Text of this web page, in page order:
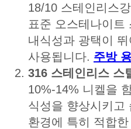
18/10 스테인리스
표준 오스테나이트
내식성과 광택이
사용됩니다. 주방
316 스테인리스 스
10%-14% 니켈을
식성을 향상시키고
환경에 특히 적합